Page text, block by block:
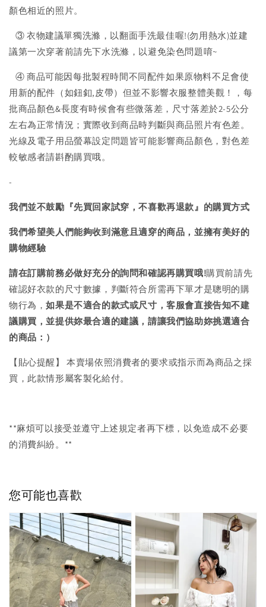
顏色相近的照片。
③ 衣物建議單獨洗滌，以翻面手洗最佳喔!(勿用熱水)並建
議第一次穿著前請先下水洗滌，以避免染色問題唷~
④ 商品可能因每批製程時間不同配件如果原物料不足會使
用新的配件（如鈕釦,皮帶）但並不影響衣服整體美觀！，每
批商品顏色&長度有時候會有些微落差，尺寸落差於2-5公分
左右為正常情況；實際收到商品時判斷與商品照片有色差。
光線及電子用品螢幕設定問題皆可能影響商品顏色，對色差
較敏感者請斟酌購買哦。
-
我們並不鼓勵『先買回家試穿，不喜歡再退款』的購買方式
我們希望美人們能夠收到滿意且適穿的商品，並擁有美好的
購物經驗
請在訂購前務必做好充分的詢問和確認再購買哦!購買前請先
確認好衣款的尺寸數據，判斷符合所需再下單才是聰明的購
物行為，如果是不適合的款式或尺寸，客服會直接告知不建
議購買，並提供妳最合適的建議，請讓我們協助妳挑選適合
的商品：）
【貼心提醒】 本賣場依照消費者的要求或指示而為商品之採
買，此款情形屬客製化給付。
**麻煩可以接受並遵守上述規定者再下標，以免造成不必要
的消費糾紛。**
您可能也喜歡